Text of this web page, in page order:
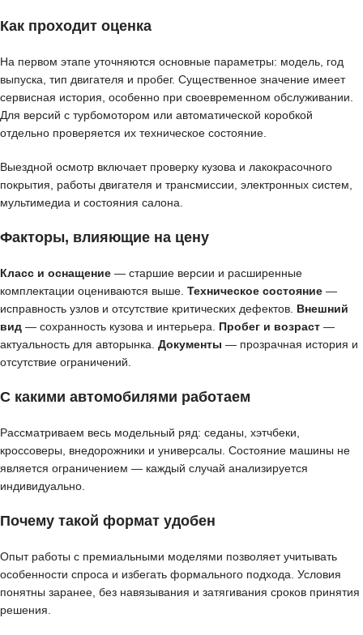
Как проходит оценка
На первом этапе уточняются основные параметры: модель, год
выпуска, тип двигателя и пробег. Существенное значение имеет
сервисная история, особенно при своевременном обслуживании.
Для версий с турбомотором или автоматической коробкой
отдельно проверяется их техническое состояние.
Выездной осмотр включает проверку кузова и лакокрасочного
покрытия, работы двигателя и трансмиссии, электронных систем,
мультимедиа и состояния салона.
Факторы, влияющие на цену
Класс и оснащение — старшие версии и расширенные
комплектации оцениваются выше. Техническое состояние —
исправность узлов и отсутствие критических дефектов. Внешний
вид — сохранность кузова и интерьера. Пробег и возраст —
актуальность для авторынка. Документы — прозрачная история и
отсутствие ограничений.
С какими автомобилями работаем
Рассматриваем весь модельный ряд: седаны, хэтчбеки,
кроссоверы, внедорожники и универсалы. Состояние машины не
является ограничением — каждый случай анализируется
индивидуально.
Почему такой формат удобен
Опыт работы с премиальными моделями позволяет учитывать
особенности спроса и избегать формального подхода. Условия
понятны заранее, без навязывания и затягивания сроков принятия
решения.